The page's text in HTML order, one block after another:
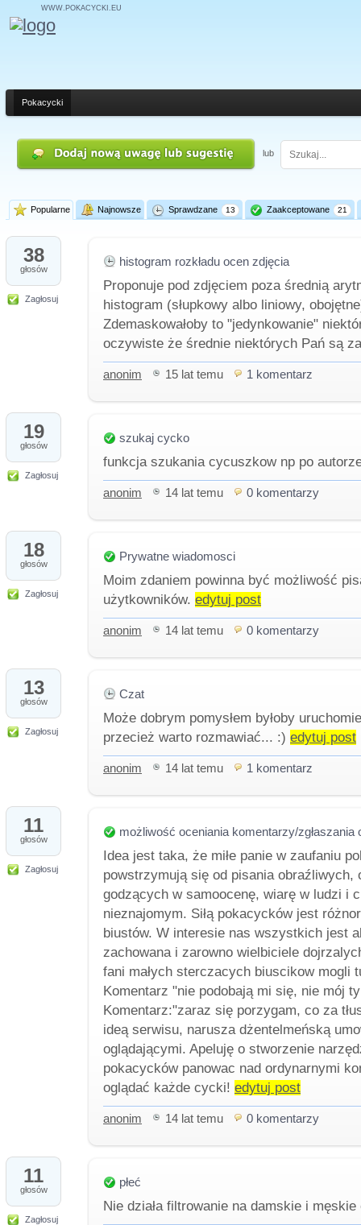
WWW.POKACYCKI.EU
Pokacycki
lub
Popularne Najnowsze Sprawdzane 13 Zaakceptowane 21
38
głosów
Zagłosuj
histogram rozkładu ocen zdjęcia
Proponuje pod zdjęciem poza średnią
histogram (słupkowy albo liniowy,
Zdemaskowałoby to "jedynkowanie"
oczywiste że średnie niektórych Pań są
anonim 15 lat temu 1 komentarz
19
głosów
Zagłosuj
szukaj cycko
funkcja szukania cycuszkow np po
anonim 14 lat temu 0 komentarzy
18
głosów
Zagłosuj
Prywatne wiadomosci
Moim zdaniem powinna być możliwość
użytkowników. edytuj post
anonim 14 lat temu 0 komentarzy
13
głosów
Zagłosuj
Czat
Może dobrym pomysłem byłoby
przecież warto rozmawiać... :) edytuj post
anonim 14 lat temu 1 komentarz
11
głosów
Zagłosuj
możliwość oceniania komentarzy/
Idea jest taka, że miłe panie w zaufaniu
powstrzymują się od pisania obraźliwych,
godzących w samoocenę, wiarę w ludzi i
nieznajomym. Siłą pokacycków jest
biustów. W interesie nas wszystkich jest
zachowana i zarowno wielbiciele
fani małych sterczacych biuscikow mogli
Komentarz "nie podobają mi się, nie mój
Komentarz:"zaraz się porzygam, co za
ideą serwisu, narusza dżentelmeńską
oglądającymi. Apeluję o stworzenie
pokacycków panowac nad ordynarnymi
oglądać każde cycki! edytuj post
anonim 14 lat temu 0 komentarzy
11
głosów
Zagłosuj
płeć
Nie działa filtrowanie na damskie i